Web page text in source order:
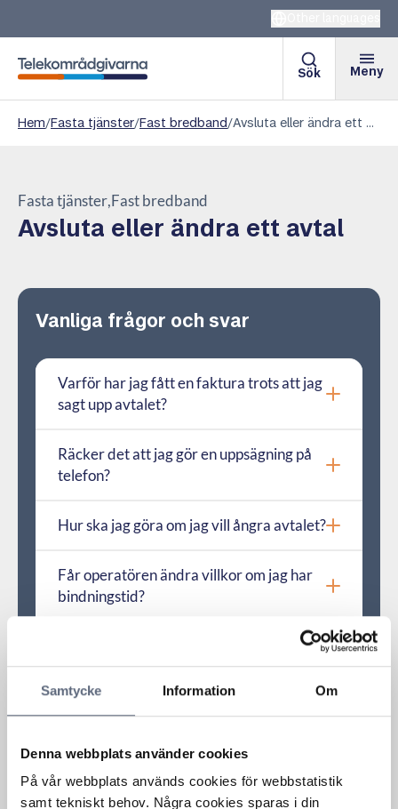
Samtycke Information Om
Denna webbplats använder cookies
På vår webbplats används cookies för webbstatistik
samt tekniskt behov. Några cookies sparas i din
Telekområdgivarna
Sök Meny
Hem/Fasta tjänster/Fast bredband/ Avsluta eller ändra ett avtal
Fasta tjänster Fast bredband
Avsluta eller ändra ett avtal
Vanliga frågor och svar
Varför har jag fått en faktura trots att jag
sagt upp avtalet?
Räcker det att jag gör en uppsägning på
telefon?
Hur ska jag göra om jag vill ångra avtalet?
Får operatören ändra villkor om jag har
bindningstid?
tjänsten på min nya adress, kan jag säga
upp avtalet fast jag har bindningstid kvar
då?
Måste jag betala för hårdvaran om jag
får säga upp abonnemanget?